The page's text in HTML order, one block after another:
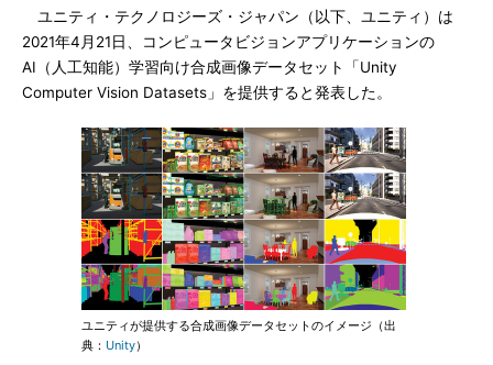
ユニティ・テクノロジーズ・ジャパン（以下、ユニティ）は
2021年4月21日、コンピュータビジョンアプリケーションの
AI（人工知能）学習向け合成画像データセット「Unity
Computer Vision Datasets」を提供すると発表した。
ユニティが提供する合成画像データセットのイメージ（出
典： Unity）